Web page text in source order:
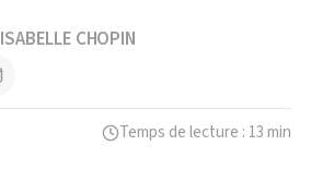
ISABELLE CHOPIN
Temps de lecture : 13 min